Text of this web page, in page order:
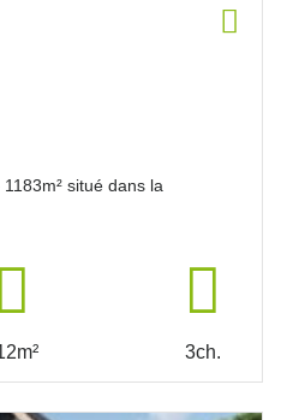
situé dans la
3ch.